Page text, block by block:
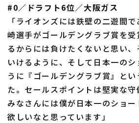
#0／ドラフト6位／大阪ガス
「ライオンズには鉄壁の二遊間
崎選手がゴールデングラブ賞を受
るからには負けたくないと思い
いけるように、そして日本一の
うに『ゴールデングラブ賞』と
た。セールスポイントは堅実な守
みなさんには僕が日本一のショ
欲しいなと思っています」